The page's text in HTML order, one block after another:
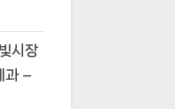
시장
과 –